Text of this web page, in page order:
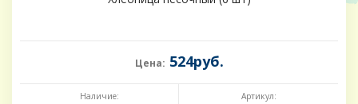
Цена: 524руб.
Наличие: Артикул: